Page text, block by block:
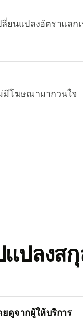
ยนแปลงอัตราแลก
มีโฆษณามากวนใจ
ปลงสกุ
ยดูจากผู้ให้บริการ